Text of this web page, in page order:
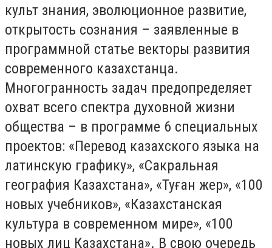
культ знания, эволюционное развитие,
открытость сознания – заявленные в
программной статье векторы развития
современного казахстанца.
Многогранность задач предопределяет
охват всего спектра духовной жизни
общества – в программе 6 специальных
проектов: «Перевод казахского языка на
латинскую графику», «Сакральная
география Казахстана», «Туған жер», «100
новых учебников», «Казахстанская
культура в современном мире», «100
новых лиц Казахстана». В свою очередь